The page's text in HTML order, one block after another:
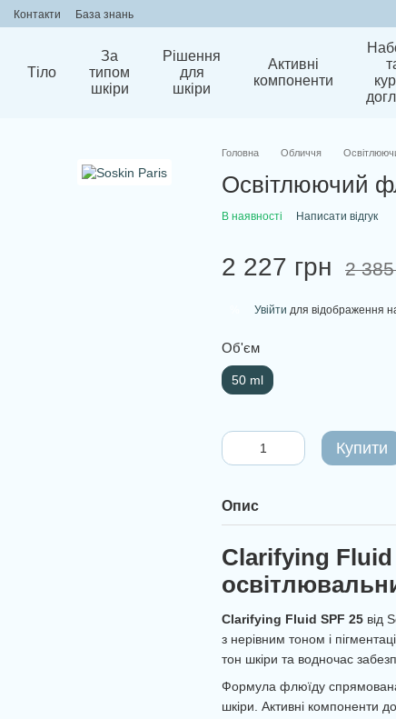
Контакти База знань
Тіло
За
типом
шкіри
Рішення
для
шкіри
Активні
компоненти
Головна Обличчя
Освітлюючий
В наявності Написати відгук
2 227 грн 2
Увійти для відображення
Об'єм
50 ml
Купити
Опис
Clarifying
Clarifying Fluid SPF 25 від
з нерівним тоном і
тон шкіри та водночас
Формула флюїду спрямована
шкіри. Активні компоненти